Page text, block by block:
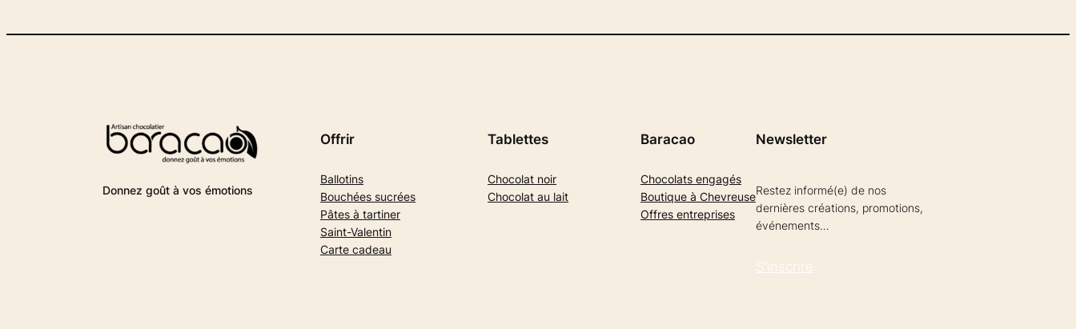
Donnez goût à vos émotions
Offrir
Ballotins
Bouchées sucrées
Pâtes à tartiner
Saint-Valentin
Carte cadeau
Tablettes
Chocolat noir
Chocolat au lait
Baracao
Chocolats engagés
Boutique à Chevreuse
Offres entreprises
Newsletter
Restez informé(e) de nos
dernières créations, promotions,
événements…
S’inscrire